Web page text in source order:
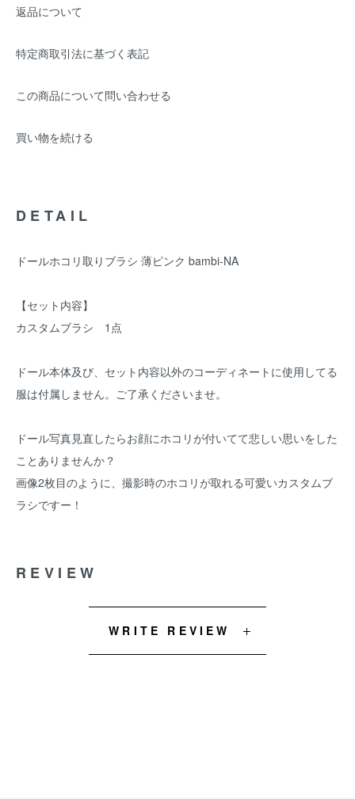
返品について
特定商取引法に基づく表記
この商品について問い合わせる
買い物を続ける
DETAIL
ドールホコリ取りブラシ 薄ピンク bambi-NA
【セット内容】
カスタムブラシ 1点
ドール本体及び、セット内容以外のコーディネートに使用してる
服は付属しません。ご了承くださいませ。
ドール写真見直したらお顔にホコリが付いてて悲しい思いをした
ことありませんか？
画像2枚目のように、撮影時のホコリが取れる可愛いカスタムブ
ラシですー！
REVIEW
WRITE REVIEW